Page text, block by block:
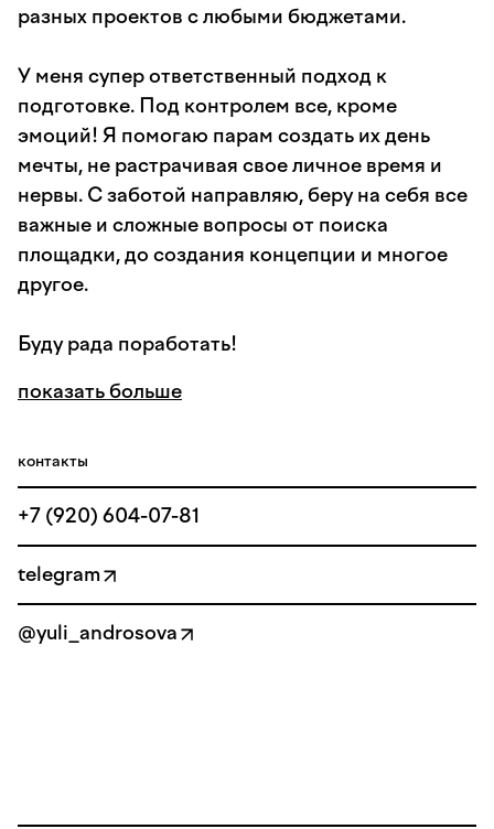
разных проектов с любыми бюджетами.
У меня супер ответственный подход к
подготовке. Под контролем все, кроме
эмоций! Я помогаю парам создать их день
мечты, не растрачивая свое личное время и
нервы. С заботой направляю, беру на себя все
важные и сложные вопросы от поиска
площадки, до создания концепции и многое
другое.
Буду рада поработать!
показать больше
контакты
+7 (920) 604-07-81
telegram
@yuli_androsova